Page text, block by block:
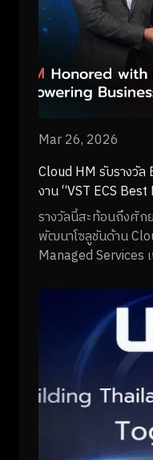
Mar 26, 2026
Cloud HM รับรางวั
งาน “VST ECS
รางวัลนี้สะท้อนถึงศัก
พัฒนาโซลูชันด้าน
Managed Services